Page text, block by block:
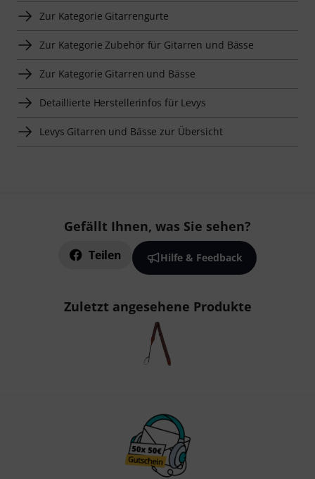
Zur Kategorie Gitarrengurte
Zur Kategorie Zubehör für Gitarren und Bässe
Zur Kategorie Gitarren und Bässe
Detaillierte Herstellerinfos für Levys
Levys Gitarren und Bässe zur Übersicht
Gefällt Ihnen, was Sie sehen?
Teilen Hilfe & Feedback
Zuletzt angesehene Produkte